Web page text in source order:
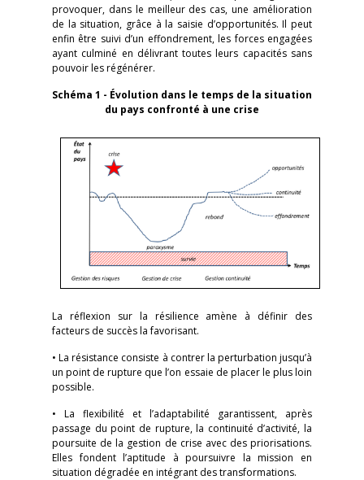
provoquer, dans le meilleur des cas, une amélioration
de la situation, grâce à la saisie d’opportunités. Il peut
enfin être suivi d’un effondrement, les forces engagées
ayant culminé en délivrant toutes leurs capacités sans
pouvoir les régénérer.
Schéma 1 - Évolution dans le temps de la situation
du pays confronté à une crise
La réflexion sur la résilience amène à définir des
facteurs de succès la favorisant.
• La résistance consiste à contrer la perturbation jusqu’à
un point de rupture que l’on essaie de placer le plus loin
possible.
• La flexibilité et l’adaptabilité garantissent, après
passage du point de rupture, la continuité d’activité, la
poursuite de la gestion de crise avec des priorisations.
Elles fondent l’aptitude à poursuivre la mission en
situation dégradée en intégrant des transformations.